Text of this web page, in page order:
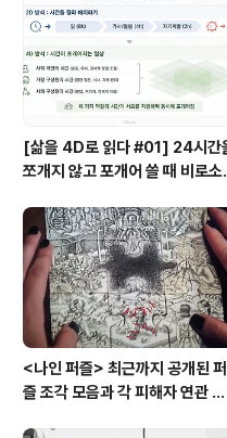
과 비록 많은 분들을 모시지는 못했지
보잡 강좌를 신청하여 주..
[삶을 4D로 읽다 #01] 24시간
쪼개지 않고 포개어 쓸 때 비로소
<나인 퍼즐> 최근까지 공개된 퍼
즐 조각 모음과 각 피해자 연관 관